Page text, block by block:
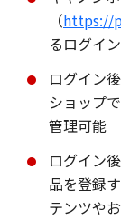
（https://
るログイ
ログイン
ショップ
管理可能
ログイン
品を登録
テンツや